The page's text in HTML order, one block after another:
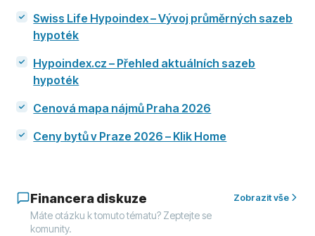
Swiss Life Hypoindex – Vývoj průměrných sazeb
hypoték
Hypoindex.cz – Přehled aktuálních sazeb
hypoték
Cenová mapa nájmů Praha 2026
Ceny bytů v Praze 2026 – Klik Home
Financera diskuze
Máte otázku k tomuto tématu? Zeptejte se
komunity.
Zobrazit vše